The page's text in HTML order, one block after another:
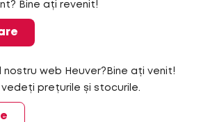
Bine ați revenit!
nostru web Heuver?Bine ați venit!
vedeți prețurile și stocurile.